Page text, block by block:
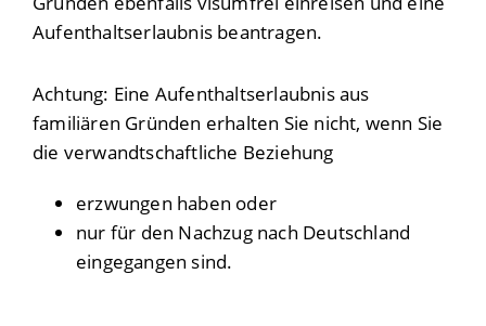
Aufenthaltserlaubnis beantragen.
Achtung: Eine Aufenthaltserlaubnis aus
familiären Gründen erhalten Sie nicht, wenn Sie
die verwandtschaftliche Beziehung
erzwungen haben oder
nur für den Nachzug nach Deutschland
eingegangen sind.